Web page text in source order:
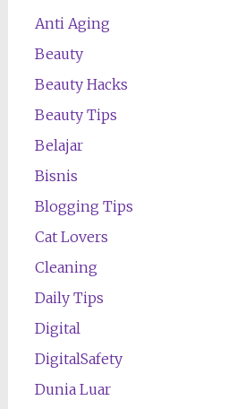
Anti Aging
Beauty
Beauty Hacks
Beauty Tips
Belajar
Bisnis
Blogging Tips
Cat Lovers
Cleaning
Daily Tips
Digital
DigitalSafety
Dunia Luar